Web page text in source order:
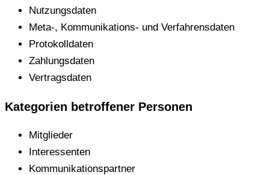
Nutzungsdaten
Meta-, Kommunikations- und Verfahrensdaten
Protokolldaten
Zahlungsdaten
Vertragsdaten
Kategorien betroffener Personen
Mitglieder
Interessenten
Kommunikationspartner